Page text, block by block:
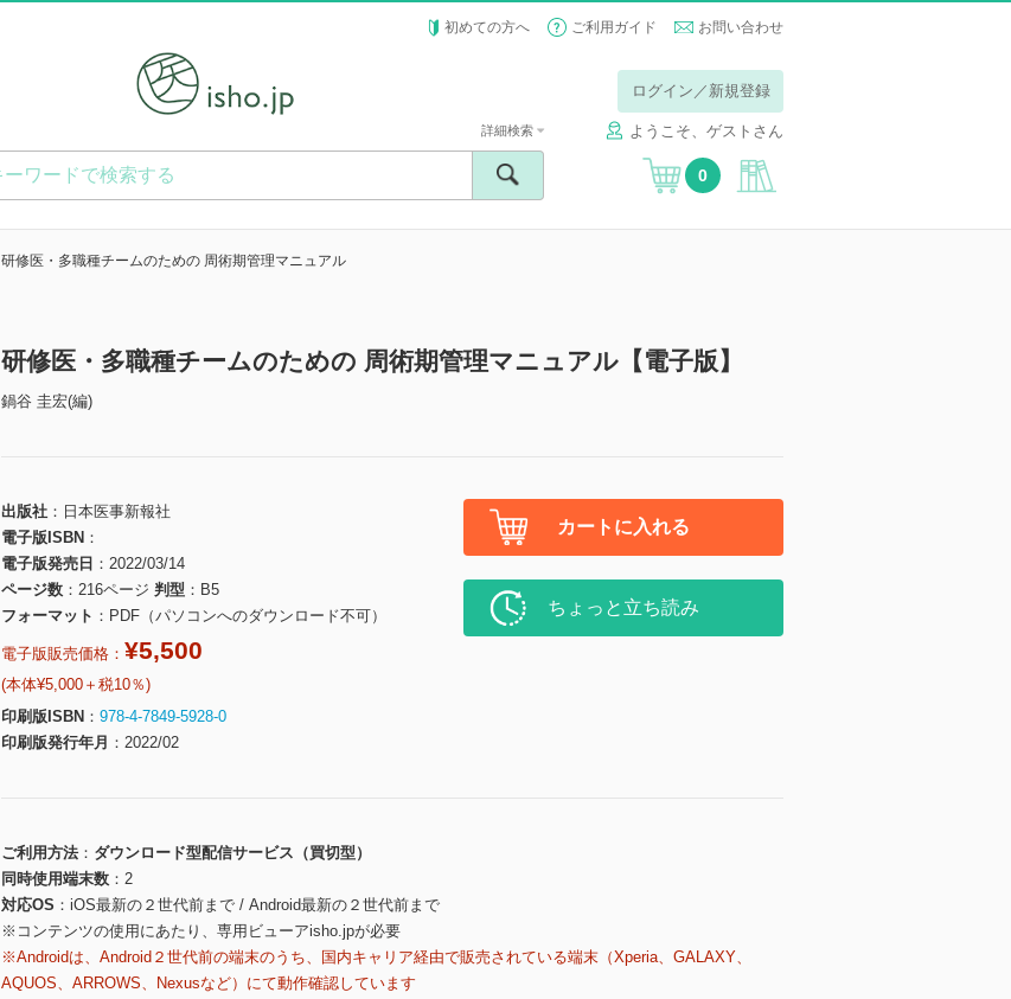
初めての方へ ご利用ガイド お問い合わせ
ログイン／新規登録
ようこそ、ゲストさん
詳細検索
0
研修医・多職種チームのための 周術期管理マニュアル
研修医・多職種チームのための 周術期管理マニュアル【電子版】
鍋谷 圭宏(編)
出版社
日本医事新報社
電子版ISBN
電子版発売日
2022/03/14
ページ数
216ページ 判型
B5
フォーマット
PDF（パソコンへのダウンロード不可）
電子版販売価格： ¥5,500
(本体¥5,000＋税10％)
印刷版ISBN
978-4-7849-5928-0
印刷版発行年月
2022/02
カートに入れる
ちょっと立ち読み
ご利用方法
ダウンロード型配信サービス（買切型）
同時使用端末数
2
対応OS
iOS最新の２世代前まで / Android最新の２世代前まで
※コンテンツの使用にあたり、専用ビューアisho.jpが必要
※Androidは、Android２世代前の端末のうち、国内キャリア経由で販売されている端末（Xperia、GALAXY、
AQUOS、ARROWS、Nexusなど）にて動作確認しています